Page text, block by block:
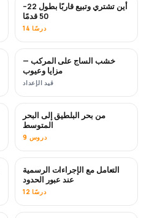
قريبًاأين تشتري وتبيع قاربًا بطول 22–
50 قدمًا
14 درسًا
قريبًا
خشب الساج على المركب —
مزايا وعيوب
قيد الإعداد
قريبًا
من بحر البلطيق إلى البحر
المتوسط
9 دروس
التعامل مع الإجراءات الرسمية
عند عبور الحدود
12 درسًا